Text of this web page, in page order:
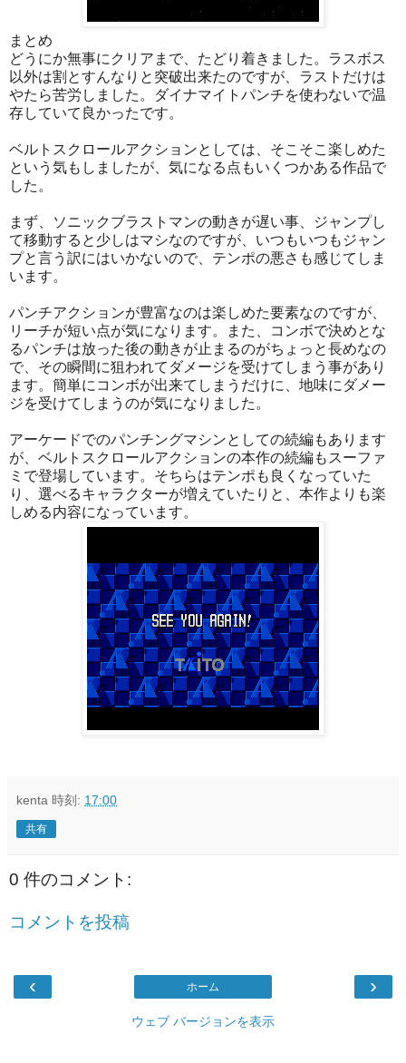
まとめ
どうにか無事にクリアまで、たどり着きました。ラスボス
以外は割とすんなりと突破出来たのですが、ラストだけは
やたら苦労しました。ダイナマイトパンチを使わないで温
存していて良かったです。
ベルトスクロールアクションとしては、そこそこ楽しめた
という気もしましたが、気になる点もいくつかある作品で
した。
まず、ソニックブラストマンの動きが遅い事、ジャンプし
て移動すると少しはマシなのですが、いつもいつもジャン
プと言う訳にはいかないので、テンポの悪さも感じてしま
います。
パンチアクションが豊富なのは楽しめた要素なのですが、
リーチが短い点が気になります。また、コンボで決めとな
るパンチは放った後の動きが止まるのがちょっと長めなの
で、その瞬間に狙われてダメージを受けてしまう事があり
ます。簡単にコンボが出来てしまうだけに、地味にダメー
ジを受けてしまうのが気になりました。
アーケードでのパンチングマシンとしての続編もあります
が、ベルトスクロールアクションの本作の続編もスーファ
ミで登場しています。そちらはテンポも良くなっていた
り、選べるキャラクターが増えていたりと、本作よりも楽
しめる内容になっています。
kenta 時刻: 17:00
共有
0 件のコメント:
コメントを投稿
‹ ›
ホーム
ウェブ バージョンを表示